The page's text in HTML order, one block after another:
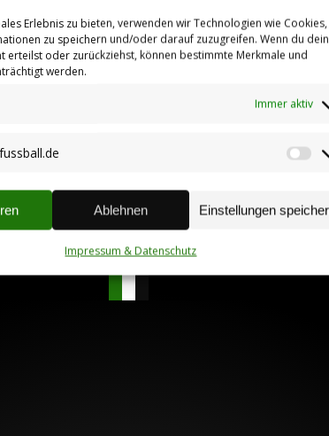
Erlebnis zu bieten, verwenden wir Technologien wie Cookies,
zu speichern und/oder darauf zuzugreifen. Wenn du
erteilst oder zurückziehst, können bestimmte Merkmale und
werden.
Immer aktiv
Ablehnen Einstellungen
Impressum & Datenschutz
09.04.2018
Erste gewinnt souverän –